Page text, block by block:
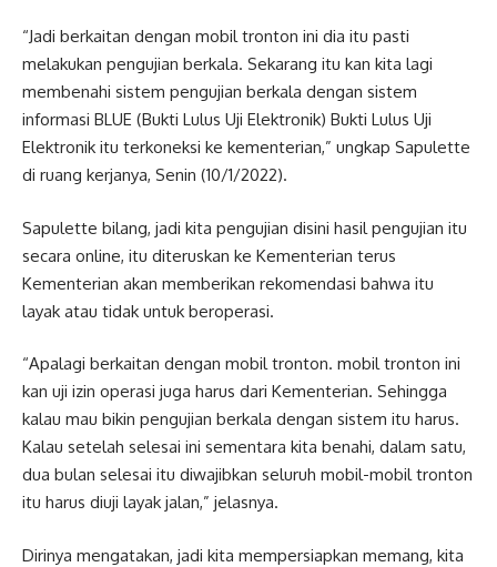
“Jadi berkaitan dengan mobil tronton ini dia itu pasti
melakukan pengujian berkala. Sekarang itu kan kita lagi
membenahi sistem pengujian berkala dengan sistem
informasi BLUE (Bukti Lulus Uji Elektronik) Bukti Lulus Uji
Elektronik itu terkoneksi ke kementerian,” ungkap Sapulette
di ruang kerjanya, Senin (10/1/2022).
Sapulette bilang, jadi kita pengujian disini hasil pengujian itu
secara online, itu diteruskan ke Kementerian terus
Kementerian akan memberikan rekomendasi bahwa itu
layak atau tidak untuk beroperasi.
“Apalagi berkaitan dengan mobil tronton. mobil tronton ini
kan uji izin operasi juga harus dari Kementerian. Sehingga
kalau mau bikin pengujian berkala dengan sistem itu harus.
Kalau setelah selesai ini sementara kita benahi, dalam satu,
dua bulan selesai itu diwajibkan seluruh mobil-mobil tronton
itu harus diuji layak jalan,” jelasnya.
Dirinya mengatakan, jadi kita mempersiapkan memang, kita